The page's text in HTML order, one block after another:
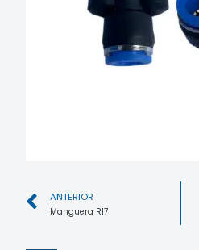
ANTERIOR
Manguera R17